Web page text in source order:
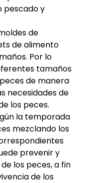
pescado y
de
de alimento
Por lo
tamaños
de manera
necesidades de
los peces.
la temporada
mezclando los
prevenir y
los peces, a fin
de los